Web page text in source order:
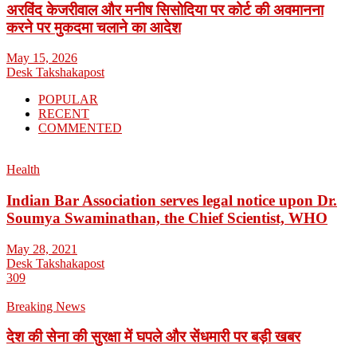
अरविंद केजरीवाल और मनीष सिसोदिया पर कोर्ट की अवमानना
करने पर मुकदमा चलाने का आदेश
May 15, 2026
Desk Takshakapost
POPULAR
RECENT
COMMENTED
Health
Indian Bar Association serves legal notice upon Dr.
Soumya Swaminathan, the Chief Scientist, WHO
May 28, 2021
Desk Takshakapost
309
Breaking News
देश की सेना की सुरक्षा में घपले और सेंधमारी पर बड़ी खबर